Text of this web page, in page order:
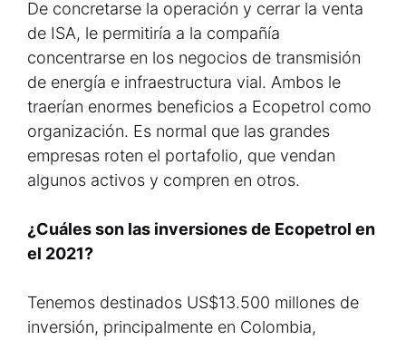
De concretarse la operación y cerrar la venta
de ISA, le permitiría a la compañía
concentrarse en los negocios de transmisión
de energía e infraestructura vial. Ambos le
traerían enormes beneficios a Ecopetrol como
organización. Es normal que las grandes
empresas roten el portafolio, que vendan
algunos activos y compren en otros.
¿Cuáles son las inversiones de Ecopetrol en
el 2021?
Tenemos destinados US$13.500 millones de
inversión, principalmente en Colombia,